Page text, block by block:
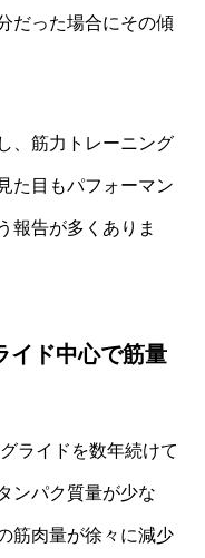
だった場合にその傾
、筋力トレーニング
た目もパフォーマン
報告が多くありま
イド中心で筋量
ライドを数年続けて
ンパク質量が少な
筋肉量が徐々に減少